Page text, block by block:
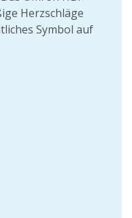
Herzschläge
Symbol auf